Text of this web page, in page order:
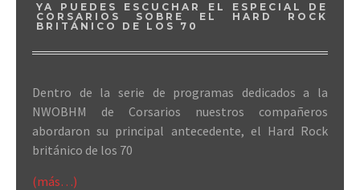
YA PUEDES ESCUCHAR EL ESPECIAL DE
CORSARIOS SOBRE EL HARD ROCK
BRITÁNICO DE LOS 70
Dentro de la serie de programas dedicados a la
NWOBHM de Corsarios nuestros compañeros
abordaron su principal antecedente, el Hard Rock
británico de los 70
(más…)